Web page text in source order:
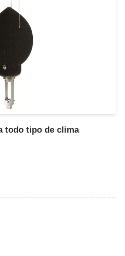
todo tipo de clima